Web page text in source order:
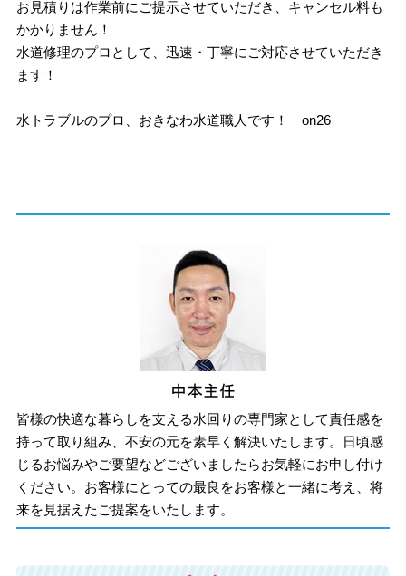
お見積りは作業前にご提示させていただき、キャンセル料も
かかりません！
水道修理のプロとして、迅速・丁寧にご対応させていただき
ます！
水トラブルのプロ、おきなわ水道職人です！ on26
皆様の快適な暮らしを支える水回りの専門家として責任感を
持って取り組み、不安の元を素早く解決いたします。日頃感
じるお悩みやご要望などございましたらお気軽にお申し付け
ください。お客様にとっての最良をお客様と一緒に考え、将
来を見据えたご提案をいたします。